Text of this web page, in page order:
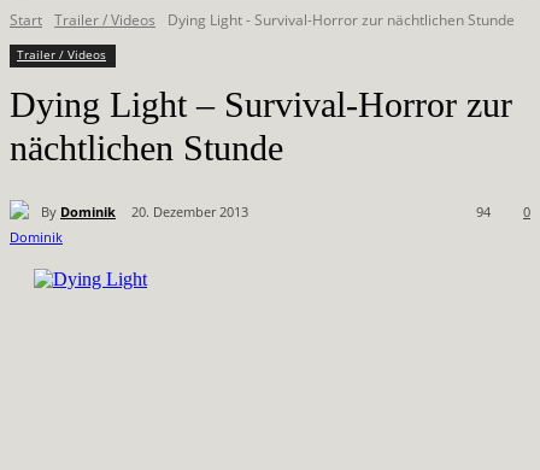
Start Trailer / Videos Dying Light - Survival-Horror zur nächtlichen Stunde
Trailer / Videos
Dying Light – Survival-Horror zur
nächtlichen Stunde
By Dominik 20. Dezember 2013 0
94